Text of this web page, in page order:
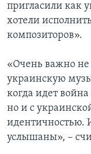
пригласили как
хотели
композиторов».
«Очень важно не
украинскую
когда идет
но и с
идентичностью.
услышаны», –